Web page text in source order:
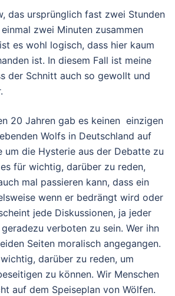
das ursprünglich fast zwei Stunden
zwei Minuten zusammen
es wohl logisch, dass hier kaum
ist. In diesem Fall ist meine
der Schnitt auch so gewollt und
20 Jahren gab es keinen einzigen
Wolfs in Deutschland auf
um die Hysterie aus der Debatte zu
für wichtig, darüber zu reden,
mal passieren kann, dass ein
wenn er bedrängt wird oder
jede Diskussionen, ja jeder
verboten zu sein. Wer ihn
Seiten moralisch angegangen.
darüber zu reden, um
zu können. Wir Menschen
auf dem Speiseplan von Wölfen.